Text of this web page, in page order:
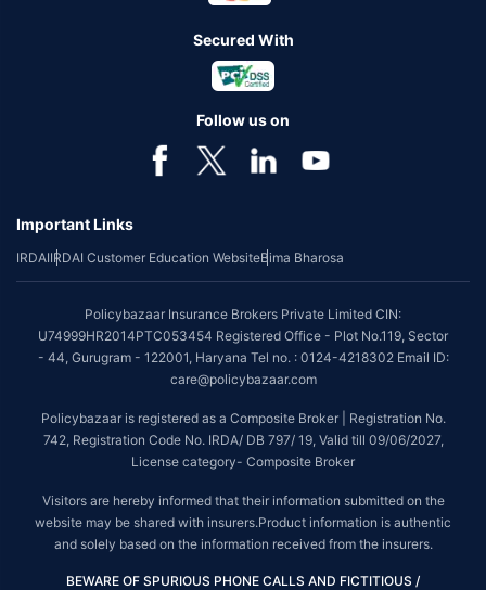
Secured With
Follow us on
Important Links
IRDAIIRDAI Customer Education WebsiteBima Bharosa
Policybazaar Insurance Brokers Private Limited CIN:
U74999HR2014PTC053454 Registered Office - Plot No.119, Sector
- 44, Gurugram - 122001, Haryana Tel no. : 0124-4218302 Email ID:
care@policybazaar.com
Policybazaar is registered as a Composite Broker | Registration No.
742, Registration Code No. IRDA/ DB 797/ 19, Valid till 09/06/2027,
License category- Composite Broker
Visitors are hereby informed that their information submitted on the
website may be shared with insurers.Product information is authentic
and solely based on the information received from the insurers.
BEWARE OF SPURIOUS PHONE CALLS AND FICTITIOUS /